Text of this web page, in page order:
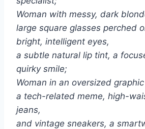
Woman with messy, dark
large square glasses perched
bright, intelligent eyes,
a subtle natural lip tint, a
quirky smile;
Woman in an oversized
a tech-related meme, high-
jeans,
and vintage sneakers, a